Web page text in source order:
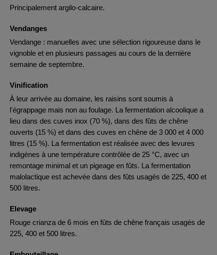
Principalement argilo-calcaire.
Vendanges
Vendange : manuelles avec une sélection rigoureuse dans le
vignoble et en plusieurs passages au cours de la dernière
semaine de septembre.
Vinification
À leur arrivée au domaine, les raisins sont soumis à
l'égrappage mais non au foulage. La fermentation alcoolique a
lieu dans des cuves inox (70 %), dans des fûts de chêne
ouverts (15 %) et dans des cuves en chêne de 3 000 et 4 000
litres (15 %). La fermentation est réalisée avec des levures
indigènes à une température contrôlée de 25 °C, avec un
remontage minimal et un pigeage en fûts. La fermentation
malolactique est achevée dans des fûts usagés de 225, 400 et
500 litres.
Elevage
Rouge crianza de 6 mois en fûts de chêne français usagés de
225, 400 et 500 litres.